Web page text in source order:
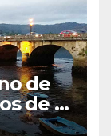
de
de A